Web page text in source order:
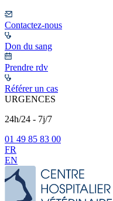
Contactez-nous
Don du sang
Prendre rdv
Référer un cas
URGENCES
24h/24 - 7j/7
01 49 85 83 00
FR
EN